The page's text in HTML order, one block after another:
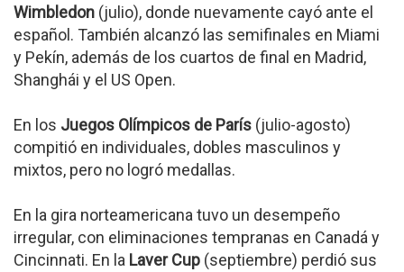
Wimbledon (julio), donde nuevamente cayó ante el
español. También alcanzó las semifinales en Miami
y Pekín, además de los cuartos de final en Madrid,
Shanghái y el US Open.
En los Juegos Olímpicos de París (julio-agosto)
compitió en individuales, dobles masculinos y
mixtos, pero no logró medallas.
En la gira norteamericana tuvo un desempeño
irregular, con eliminaciones tempranas en Canadá y
Cincinnati. En la Laver Cup (septiembre) perdió sus